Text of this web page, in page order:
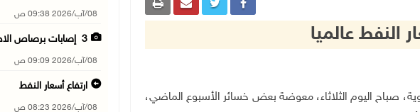
النفط عالميا
عند التسوية، صباح اليوم الثلاثاء، معوضة بعض خسائر الأسبوع الماضي،
08/آب/2026 09:38 ص
3 إصابات برصاص الاحتلال شمال خان يونس
08/آب/2026 09:09 ص
ارتفاع أسعار النفط
08/آب/2026 08:23 ص